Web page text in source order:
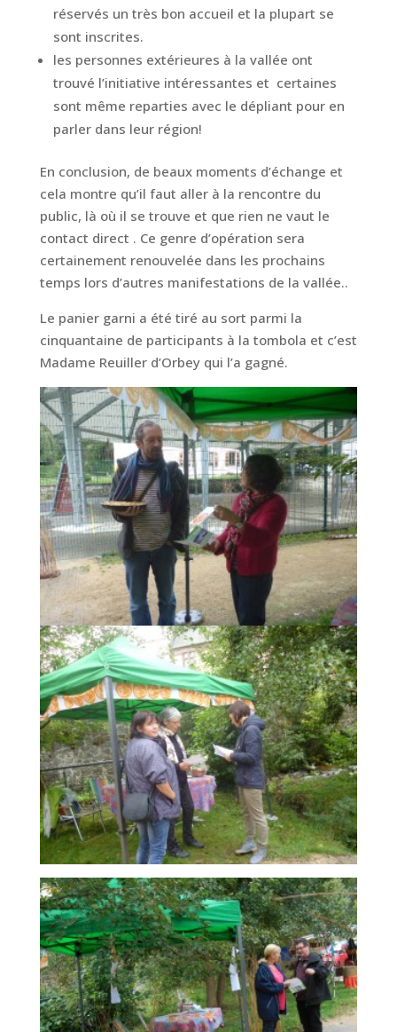
réservés un très bon accueil et la plupart se
sont inscrites.
les personnes extérieures à la vallée ont
trouvé l’initiative intéressantes et certaines
sont même reparties avec le dépliant pour en
parler dans leur région!
En conclusion, de beaux moments d’échange et
cela montre qu’il faut aller à la rencontre du
public, là où il se trouve et que rien ne vaut le
contact direct . Ce genre d’opération sera
certainement renouvelée dans les prochains
temps lors d’autres manifestations de la vallée..
Le panier garni a été tiré au sort parmi la
cinquantaine de participants à la tombola et c’est
Madame Reuiller d’Orbey qui l’a gagné.